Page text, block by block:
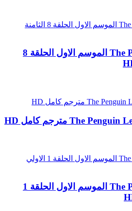
مسلسل The Penguin الموسم الاول الحلقة 8
مسلسل The Penguin الموسم الاول الحلقة 1